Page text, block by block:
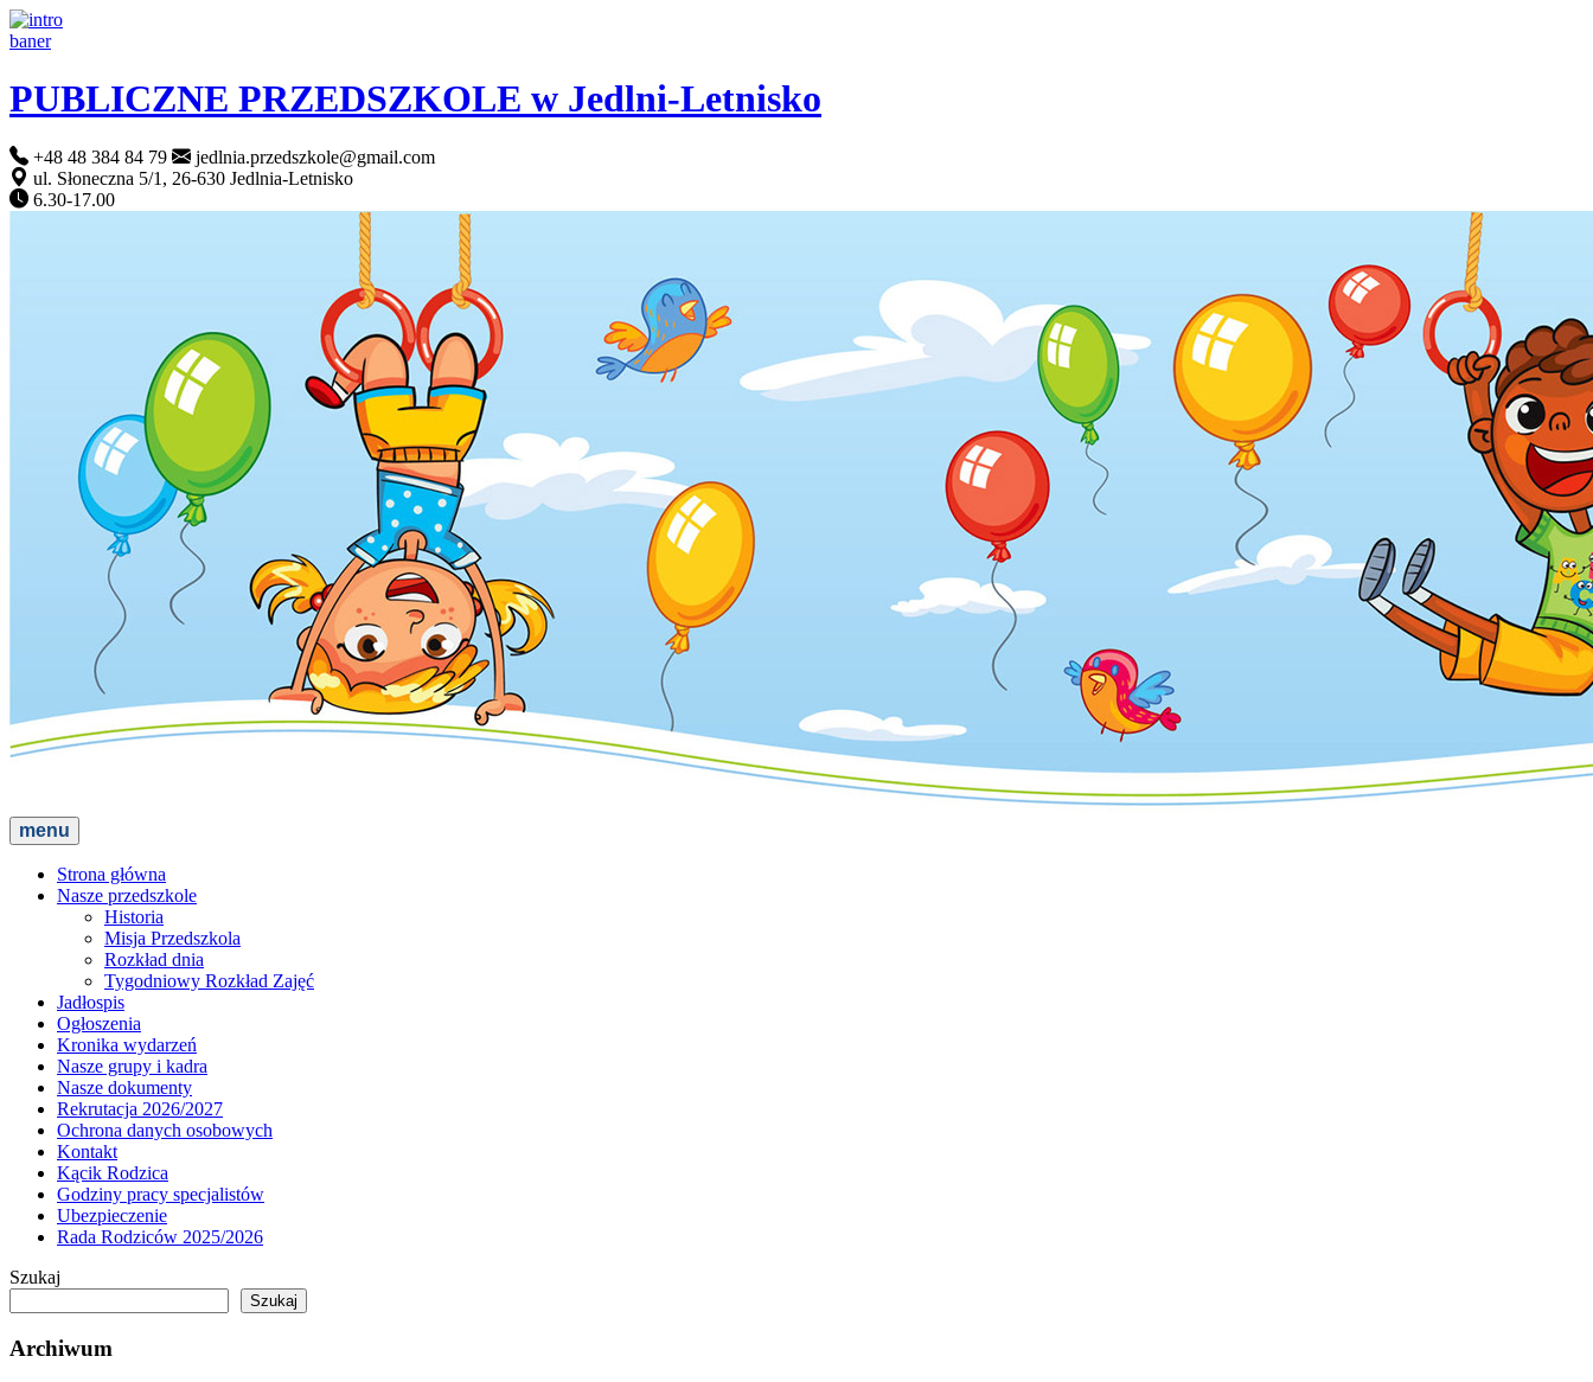
PUBLICZNE PRZEDSZKOLE w Jedlni-Letnisko
+48 48 384 84 79
jedlnia.przedszkole@gmail.com
ul. Słoneczna 5/1, 26-630 Jedlnia-Letnisko
6.30-17.00
menu
Strona główna
Nasze przedszkole
Historia
Misja Przedszkola
Rozkład dnia
Tygodniowy Rozkład Zajęć
Jadłospis
Ogłoszenia
Kronika wydarzeń
Nasze grupy i kadra
Nasze dokumenty
Rekrutacja 2026/2027
Ochrona danych osobowych
Kontakt
Kącik Rodzica
Godziny pracy specjalistów
Ubezpieczenie
Rada Rodziców 2025/2026
Szukaj
Szukaj
Archiwum